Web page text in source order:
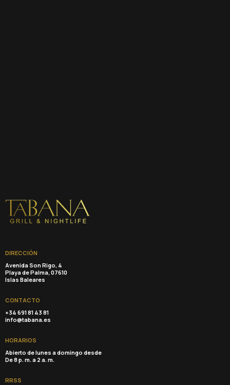
DIRECCIÓN
Avenida Son Rigo, 4
Playa de Palma, 07610
Islas Baleares
CONTACTO
+34 691 81 43 81
info@tabana.es
HORARIOS
Abierto de lunes a domingo desde
De 8 p. m. a 2 a. m.
RRSS